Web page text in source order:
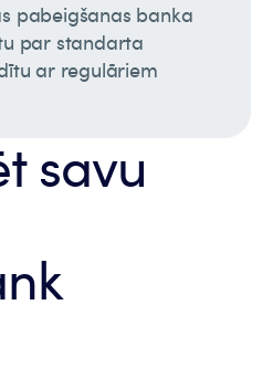
pabeigšanas banka
par standarta
ar regulāriem
savu